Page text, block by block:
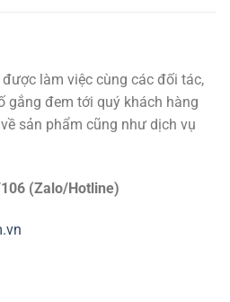
làm việc cùng các đối tác,
gắng đem tới quý khách hàng
sản phẩm cũng như dịch vụ
(Zalo/Hotline)